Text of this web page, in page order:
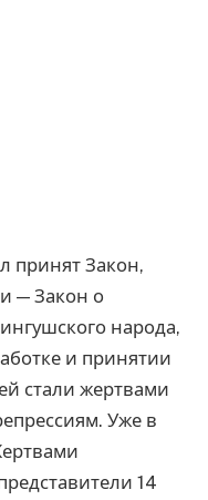
принят Закон,
— Закон о
народа,
и принятии
стали жертвами
Уже в
14